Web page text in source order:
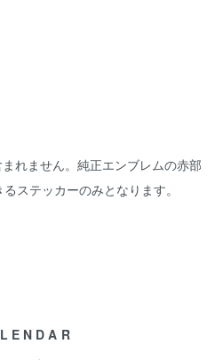
れません。純正エンブレムの赤部
ステッカーのみとなります。